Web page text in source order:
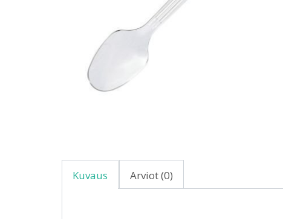
Kuvaus Arviot (0)